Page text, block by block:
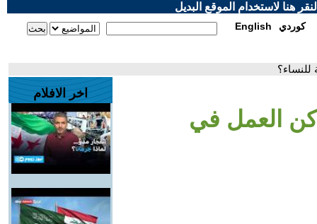
هنا لاستخدام الموقع البديل
English كوردي
العمل في
اخر الافلام